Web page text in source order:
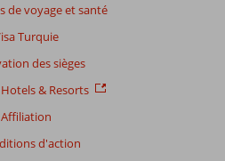
de voyage et santé
Turquie
des sièges
& Resorts
Affiliation
d'action